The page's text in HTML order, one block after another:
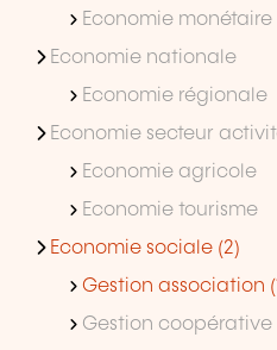
Economie
Economie nationale
Economie régionale
Economie secteur
Economie agricole
Economie tourisme
Economie sociale (2)
Gestion association
Gestion coopérative